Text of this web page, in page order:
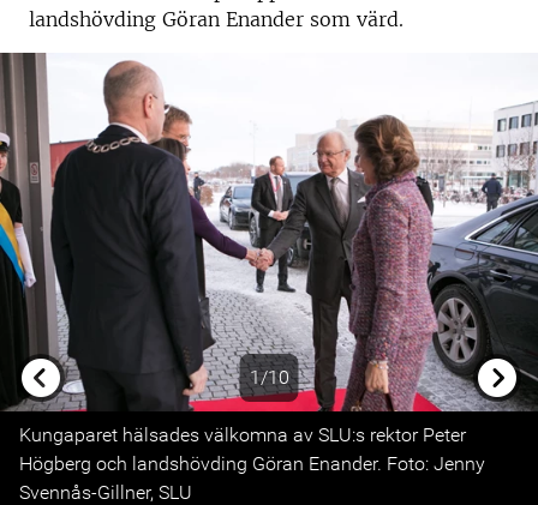
landshövding Göran Enander som värd.
1/10
Kungaparet hälsades välkomna av SLU:s rektor Peter
Högberg och landshövding Göran Enander. Foto: Jenny
Svennås-Gillner, SLU